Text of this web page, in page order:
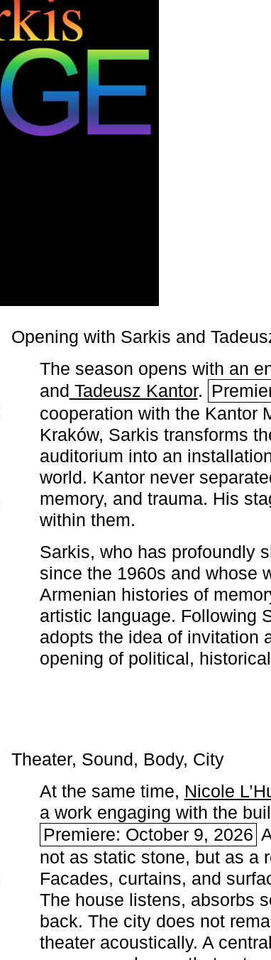
Opening with Sarkis and
The season opens with an
and Tadeusz Kantor.
cooperation with the ­Kantor
Kraków, Sarkis transforms
auditorium into an
world. Kantor never
memory, and trauma. His
within them.
Sarkis, who has profoundly
since the 1960s and whose
Armenian histories of
artistic language. Following
adopts the idea of invitation
opening of political,
Theater, Sound, Body, City
At the same time, Nicole
a work engaging with the
Premiere: October 9, 2026
not as static stone, but as a
Facades, curtains, and
The house listens, absorbs
back. The city does not
theater acoustically. A